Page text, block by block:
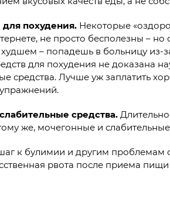
похудения. Некоторые
не просто бесполезны –
худшем – попадешь в больницу из-
для похудения не доказана
средства. Лучше уж заплатить
средства.
же, мочегонные и
к булимии и другим проблемам
рвота после приема